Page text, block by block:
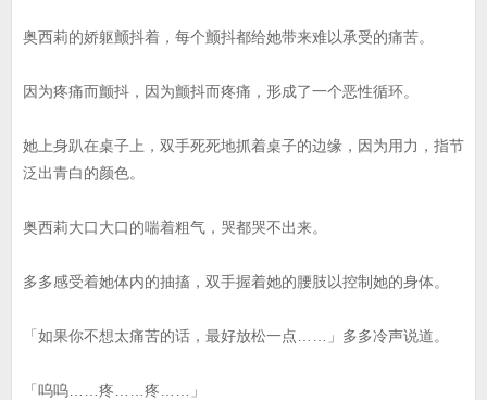
奥西莉的娇躯颤抖着，每个颤抖都给她带来难以承受的痛苦。
因为疼痛而颤抖，因为颤抖而疼痛，形成了一个恶性循环。
她上身趴在桌子上，双手死死地抓着桌子的边缘，因为用力，指节
泛出青白的颜色。
奥西莉大口大口的喘着粗气，哭都哭不出来。
多多感受着她体内的抽搐，双手握着她的腰肢以控制她的身体。
「如果你不想太痛苦的话，最好放松一点……」多多冷声说道。
「呜呜……疼……疼……」